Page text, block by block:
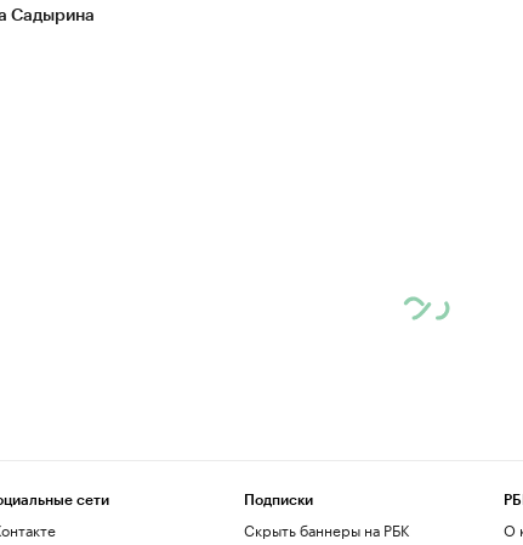
Садырина
сети Подписки
Скрыть баннеры на РБК
О